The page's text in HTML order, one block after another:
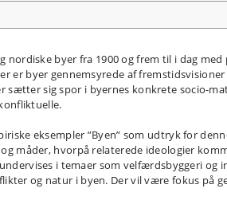
nordiske byer fra 1900 og frem til i dag
er byer gennemsyrede af
sætter sig spor i byernes konkrete socio-
eksempler ”Byen” som udtryk for
måder, hvorpå relaterede ideologier
i temaer som velfærdsbyggeri og
og natur i byen. Der vil være fokus på